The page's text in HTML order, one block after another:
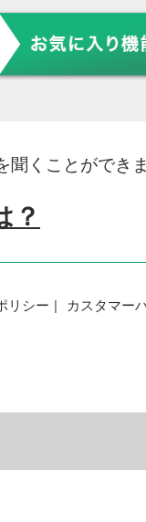
聞くことができ
？
リシー
カスタマー